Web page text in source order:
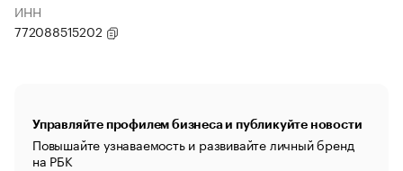
ИНН
772088515202
Управляйте профилем бизнеса и публикуйте новости
Повышайте узнаваемость и развивайте личный бренд
на РБК